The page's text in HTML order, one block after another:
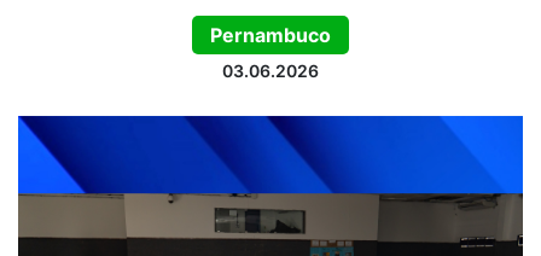
Pernambuco
03.06.2026